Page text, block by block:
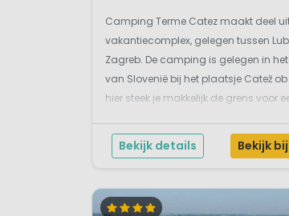
Camping Terme Catez maakt deel
vakantiecomplex, gelegen tussen
Zagreb. De camping is gelegen in
van Slovenië bij het plaatsje Catež
hier steek je makkelijk de grens voor
camping is het
10.000 m²...
Bekijk details Bekijk